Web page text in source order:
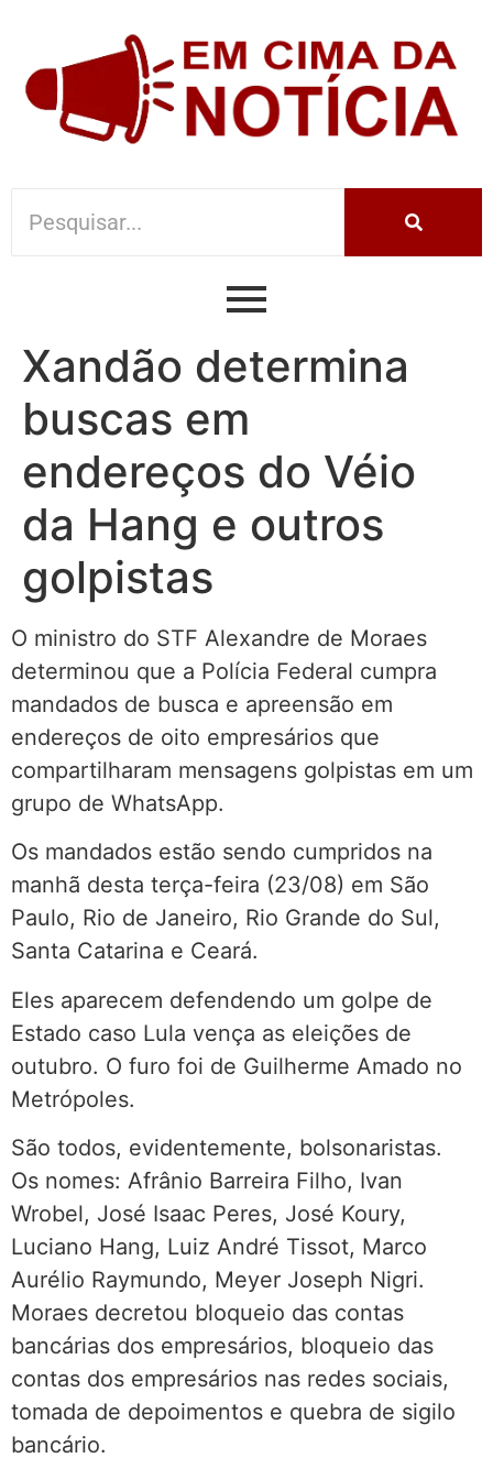
Xandão determina
buscas em
endereços do Véio
da Hang e outros
golpistas
O ministro do STF Alexandre de Moraes
determinou que a Polícia Federal cumpra
mandados de busca e apreensão em
endereços de oito empresários que
compartilharam mensagens golpistas em um
grupo de WhatsApp.
Os mandados estão sendo cumpridos na
manhã desta terça-feira (23/08) em São
Paulo, Rio de Janeiro, Rio Grande do Sul,
Santa Catarina e Ceará.
Eles aparecem defendendo um golpe de
Estado caso Lula vença as eleições de
outubro. O furo foi de Guilherme Amado no
Metrópoles.
São todos, evidentemente, bolsonaristas.
Os nomes: Afrânio Barreira Filho, Ivan
Wrobel, José Isaac Peres, José Koury,
Luciano Hang, Luiz André Tissot, Marco
Aurélio Raymundo, Meyer Joseph Nigri.
Moraes decretou bloqueio das contas
bancárias dos empresários, bloqueio das
contas dos empresários nas redes sociais,
tomada de depoimentos e quebra de sigilo
bancário.